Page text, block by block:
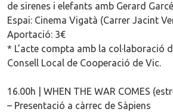
de sirenes i elefants amb Gerard
Espai: Cinema Vigatà (Carrer Jacint
Aportació: 3€
* L’acte compta amb la col·laboració
Consell Local de Cooperació de Vic.
16.00h | WHEN THE WAR COMES
– Presentació a càrrec de Sàpiens